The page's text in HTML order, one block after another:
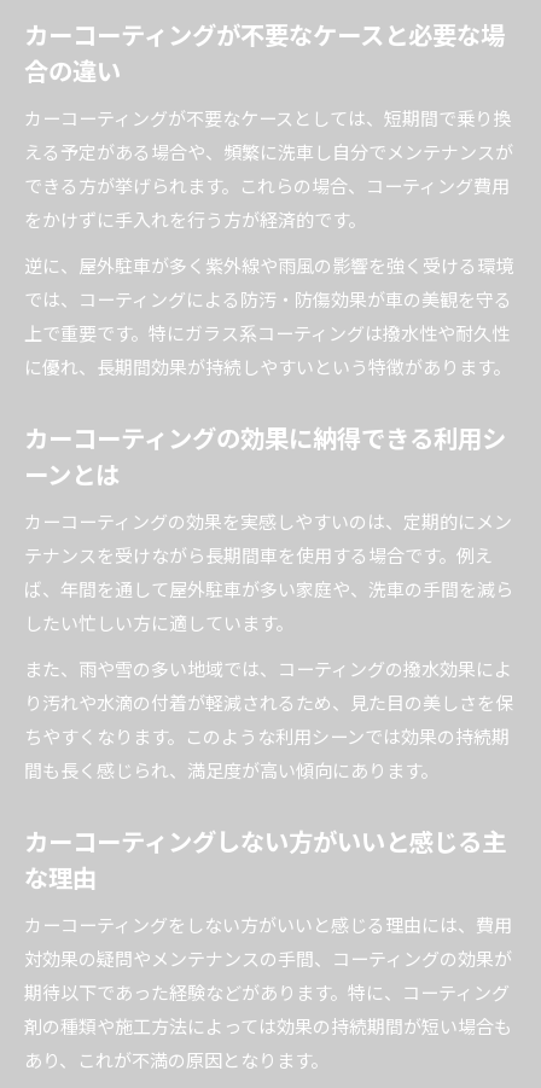
カーコーティングが不要なケースと必要な場
合の違い
カーコーティングが不要なケースとしては、短期間で乗り換
える予定がある場合や、頻繁に洗車し自分でメンテナンスが
できる方が挙げられます。これらの場合、コーティング費用
をかけずに手入れを行う方が経済的です。
逆に、屋外駐車が多く紫外線や雨風の影響を強く受ける環境
では、コーティングによる防汚・防傷効果が車の美観を守る
上で重要です。特にガラス系コーティングは撥水性や耐久性
に優れ、長期間効果が持続しやすいという特徴があります。
カーコーティングの効果に納得できる利用シ
ーンとは
カーコーティングの効果を実感しやすいのは、定期的にメン
テナンスを受けながら長期間車を使用する場合です。例え
ば、年間を通して屋外駐車が多い家庭や、洗車の手間を減ら
したい忙しい方に適しています。
また、雨や雪の多い地域では、コーティングの撥水効果によ
り汚れや水滴の付着が軽減されるため、見た目の美しさを保
ちやすくなります。このような利用シーンでは効果の持続期
間も長く感じられ、満足度が高い傾向にあります。
カーコーティングしない方がいいと感じる主
な理由
カーコーティングをしない方がいいと感じる理由には、費用
対効果の疑問やメンテナンスの手間、コーティングの効果が
期待以下であった経験などがあります。特に、コーティング
剤の種類や施工方法によっては効果の持続期間が短い場合も
あり、これが不満の原因となります。